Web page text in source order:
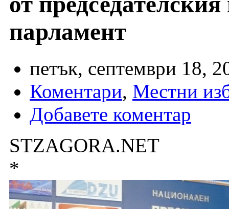
парламент
петък, септември 18,
Коментари, Местни
Добавете коментар
STZAGORA.NET
*